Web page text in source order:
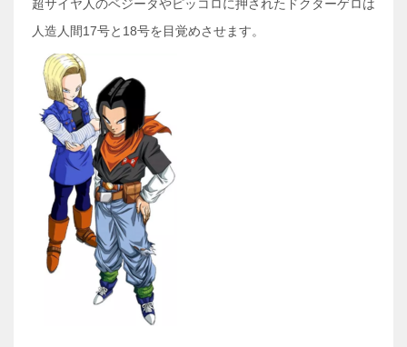
超サイヤ人のベジータやピッコロに押されたドクターゲロは
人造人間17号と18号を目覚めさせます。